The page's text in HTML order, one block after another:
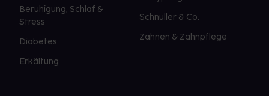
Beruhigung, Schlaf &
Stress
Diabetes
Erkältung
Schnuller & Co.
Zahnen & Zahnpflege